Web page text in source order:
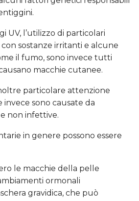
UV, l’utilizzo di particolari
sostanze irritanti e alcune
il fumo, sono invece tutti
macchie cutanee.
particolare attenzione
sono causate da
non infettive.
in genere possono essere
le macchie della pelle
ormonali
gravidica, che può